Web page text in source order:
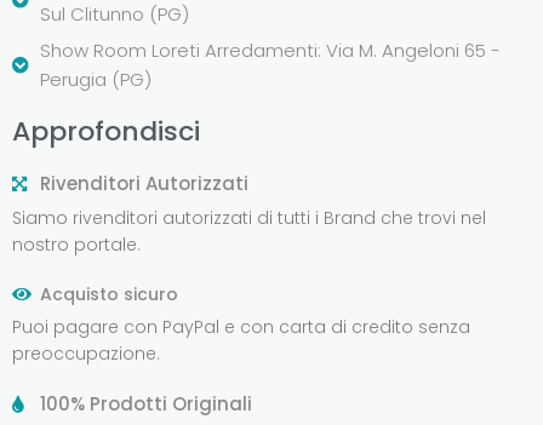
Sul Clitunno (PG)
Show Room Loreti Arredamenti: Via M. Angeloni 65 -
Perugia (PG)
Approfondisci
Rivenditori Autorizzati
Siamo rivenditori autorizzati di tutti i Brand che trovi nel
nostro portale.
Acquisto sicuro
Puoi pagare con PayPal e con carta di credito senza
preoccupazione.
100% Prodotti Originali